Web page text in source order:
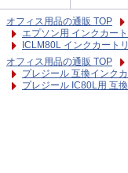
オフィス用品の通販 TOP
エプソン用 インクカー
ICLM80L インクカート
オフィス用品の通販 TOP
プレジール 互換インク
プレジール IC80L用 互